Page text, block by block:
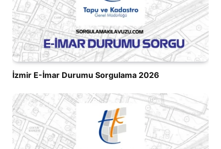
İzmir E-İmar Durumu Sorgulama 2026